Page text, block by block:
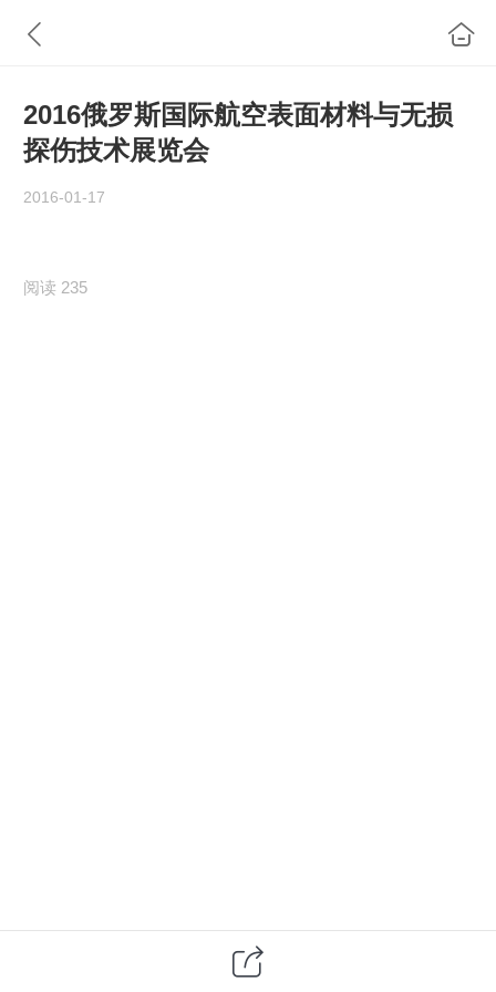
2016俄罗斯国际航空表面材料与无损
探伤技术展览会
2016-01-17
阅读 235